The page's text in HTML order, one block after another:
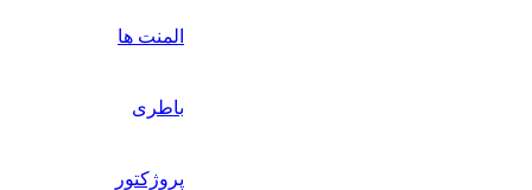
المنت ها
باطری
پروژکتور